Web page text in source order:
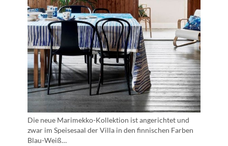
Die neue Marimekko-Kollektion ist angerichtet und
zwar im Speisesaal der Villa in den finnischen Farben
Blau-Weiß…